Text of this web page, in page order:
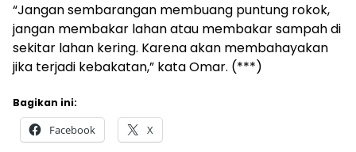
“Jangan sembarangan membuang puntung rokok,
jangan membakar lahan atau membakar sampah di
sekitar lahan kering. Karena akan membahayakan
jika terjadi kebakatan,” kata Omar. (***)
Bagikan ini:
Facebook X